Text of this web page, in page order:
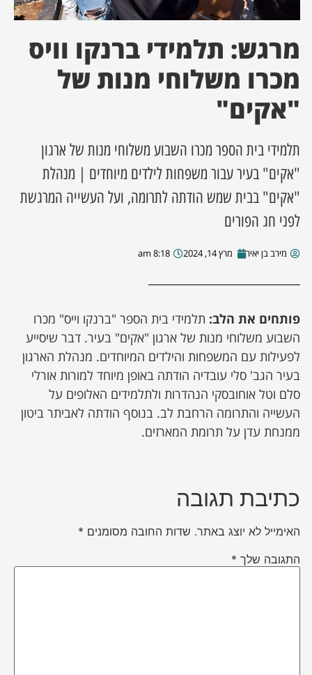
מקומית
עסקים
מרגש: תלמידי ברנקו וויס
מכרו משלוחי מנות של
"אקים"
תלמידי בית הספר מכרו השבוע משלוחי מנות של ארגון
"אקים" בעיר עבור משפחות לילדים מיוחדים | מנהלת
"אקים" בבית שמש הודתה לתרומה, ועל העשייה המרגשת
לפני חג הפורים
מירב בן יאיר מרץ 14, 2024 8:18 am
פותחים את הלב: תלמידי בית הספר "ברנקו וייס" מכרו
השבוע משלוחי מנות של ארגון "אקים" בעיר. דבר שיסייע
לפעילות עם המשפחות והילדים המיוחדים. מנהלת הארגון
בעיר הגב' סלי עובדיה הודתה באופן מיוחד למורות אורלי
סלם וטל אוחובסקי הנהדרות ולתלמידים האלופים על
העשייה והתרומה הרחבת לב. בנוסף הודתה לאביתר ביטון
ממנחת עדן על תרומת המארזים.
כתיבת תגובה
האימייל לא יוצג באתר. שדות החובה מסומנים *
התגובה שלך *